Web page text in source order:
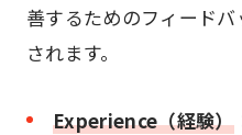
善するためのフィード
されます。
Experience（経験）